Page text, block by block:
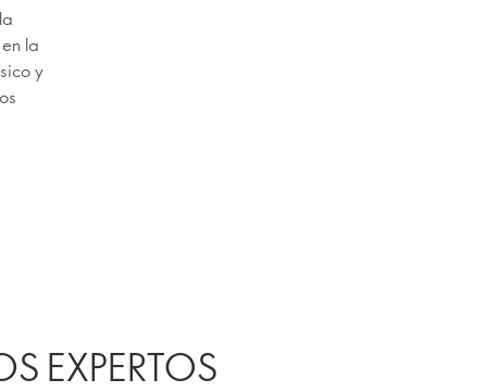
la
y
EXPERTOS